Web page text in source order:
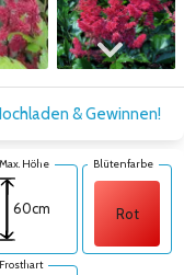
Zum nächsten Bild
& Gewinnen!
Max. Höhe
60cm
Blütenfarbe
Rot
Frosthart